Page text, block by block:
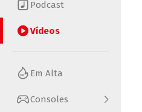
Podcast
Vídeos
Em Alta
Consoles